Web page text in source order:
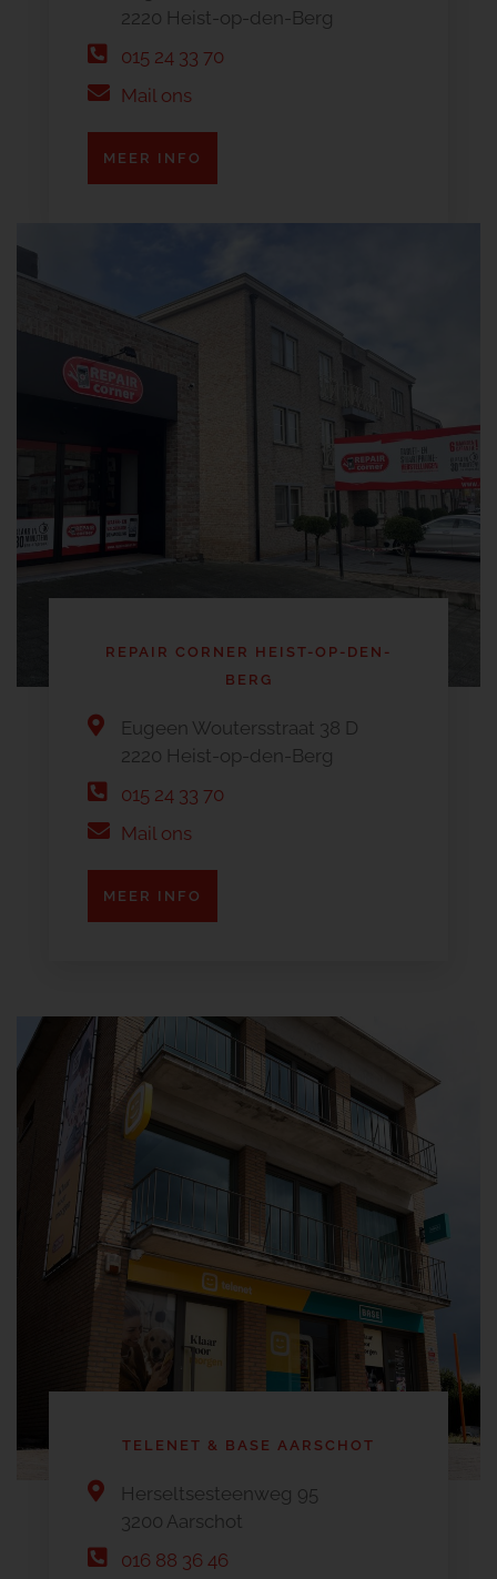
2220 Heist-op-den-Berg
015 24 33 70
Mail ons
MEER INFO
REPAIR CORNER HEIST-OP-DEN-
BERG
Eugeen Woutersstraat 38 D
2220 Heist-op-den-Berg
015 24 33 70
Mail ons
MEER INFO
TELENET & BASE AARSCHOT
Herseltsesteenweg 95
3200 Aarschot
016 88 36 46